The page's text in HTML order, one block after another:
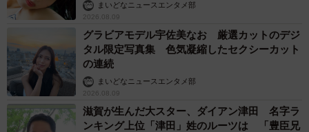
まいどなニュースエンタメ部
2026.08.09
グラビアモデル宇佐美なお 厳選カットのデジ
タル限定写真集 色気凝縮したセクシーカット
の連続
まいどなニュースエンタメ部
2026.08.09
滋賀が生んだ大スター、ダイアン津田 名字ラ
ンキング上位「津田」姓のルーツは 「豊臣兄